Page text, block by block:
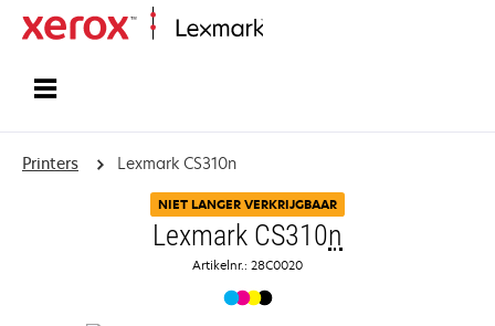
Printers Lexmark CS310n
NIET LANGER VERKRIJGBAAR
Lexmark CS310n
Artikelnr.: 28C0020